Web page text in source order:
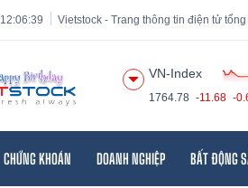
12:06:41 Vietstock - Trang thông tin điện tử
VN-Index
1764.78 -11.68 -
CHỨNG KHOÁN DOANH NGHIỆP BẤT ĐỘNG